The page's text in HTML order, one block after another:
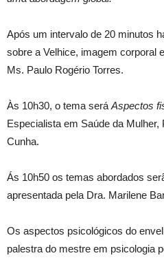
Após um intervalo de 20 minutos
sobre a Velhice, imagem corporal
Ms. Paulo Rogério Torres.
Às 10h30, o tema será Aspectos
Especialista em Saúde da
Cunha.
Ás 10h50 os temas abordados
apresentada pela Dra. Marilene
Os aspectos psicológicos do
palestra do mestre em psicologia